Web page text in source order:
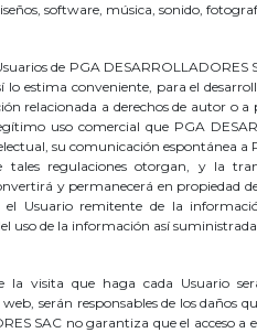
software, música, sonido,
de PGA DESARROLLADORES
estima conveniente, para el
relacionada a derechos de autor o
uso comercial que PGA
su comunicación espontánea a
regulaciones otorgan, y la
y permanecerá en propiedad
Usuario remitente de la
uso de la información así
visita que haga cada Usuario
serán responsables de los daños
SAC no garantiza que el acceso a